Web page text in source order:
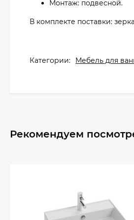
Монтаж: подвесной.
В комплекте поставки:
Категории: Мебель для
Рекомендуем